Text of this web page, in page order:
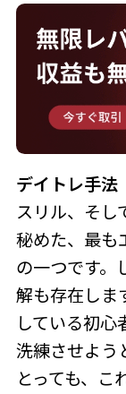
デイトレ手法
スリル、そし
秘めた、最も
の一つです。
解も存在しま
している初心
洗練させよう
とっても、こ